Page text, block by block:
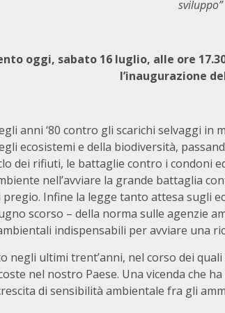
sviluppo”
oggi, sabato 16 luglio, alle ore
l’inaugurazione
anni ‘80 contro gli scarichi selvaggi in
ecosistemi e della biodiversità,
dei rifiuti, le battaglie contro i condoni
nell’avviare la grande battaglia
pregio. Infine la legge tanto attesa sugli
scorso – della norma sulle agenzie
indispensabili per avviare una
negli ultimi trent’anni, nel corso dei
nel nostro Paese. Una vicenda che
di sensibilità ambientale fra gli